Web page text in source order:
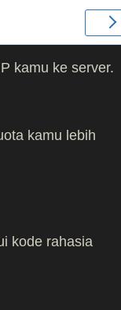
kamu ke server.
kamu lebih
kode rahasia